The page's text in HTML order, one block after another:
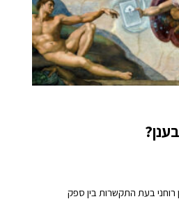
רוחני בעת התקשרות בין ספק